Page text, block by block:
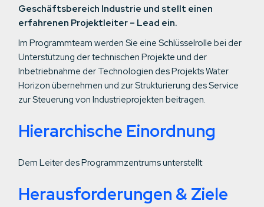
Geschäftsbereich Industrie und stellt einen
erfahrenen Projektleiter – Lead ein.
Im Programmteam werden Sie eine Schlüsselrolle bei der
Unterstützung der technischen Projekte und der
Inbetriebnahme der Technologien des Projekts Water
Horizon übernehmen und zur Strukturierung des Service
zur Steuerung von Industrieprojekten beitragen.
Hierarchische Einordnung
Dem Leiter des Programmzentrums unterstellt
Herausforderungen & Ziele